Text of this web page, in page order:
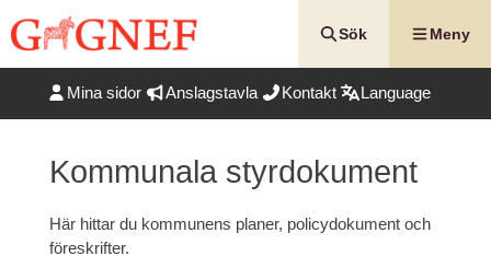
till
Sök Meny
Mina sidor Anslagstavla Kontakt Language
Kommunala styrdokument
Här hittar du kommunens planer, policydokument och
föreskrifter.